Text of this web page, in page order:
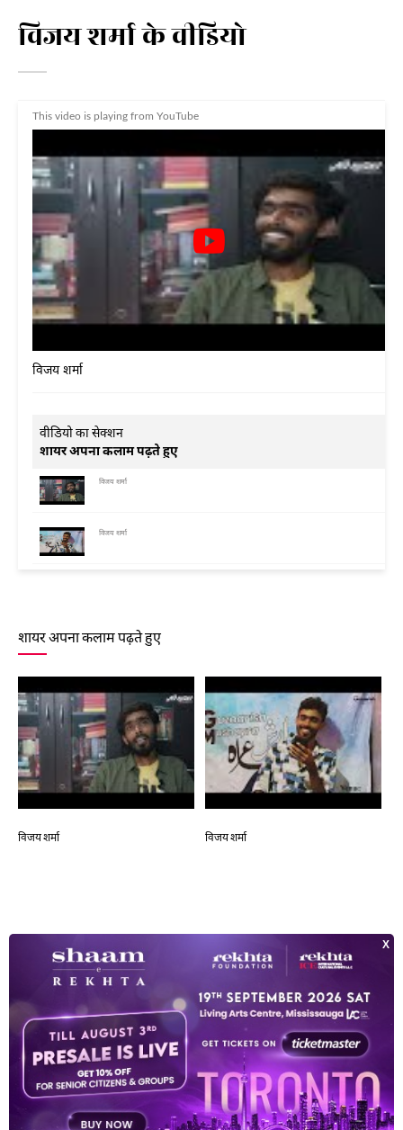
विजय शर्मा के वीडियो
This video is playing from YouTube
विजय शर्मा
वीडियो का सेक्शन
शायर अपना कलाम पढ़ते हुए
विजय शर्मा
विजय शर्मा
विजय शर्मा
शायर अपना कलाम पढ़ते हुए
विजय शर्मा विजय शर्मा
शायरों की सूची
सर्वाधिक पढ़े गये शायर
क्लासिकी शायर